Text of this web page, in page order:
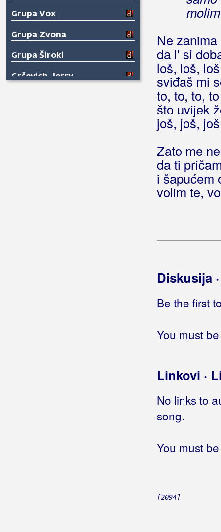
Grupa Vox
Grupa Zvona
Grupa Široki
Grčevich, Jerry
Ne
da l' si
loš, loš,
sviđaš mi
to, to, to, to
što uvijek
još, još,
Zato me
da ti
i šapućem
volim te,
Diskusija
Be the first
You must
Linkovi ·
No links to
song.
You must
[2094]